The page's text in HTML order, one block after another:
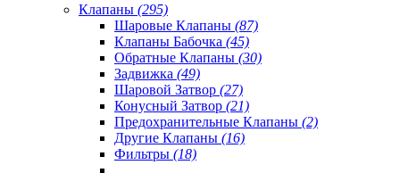
Клапаны (295)
Шаровые Клапаны (87)
Клапаны Бабочка (45)
Обратные Клапаны (30)
Задвижка (49)
Шаровой Затвор (27)
Конусный Затвор (21)
Предохранительные Клапаны (2)
Другие Клапаны (16)
Фильтры (18)